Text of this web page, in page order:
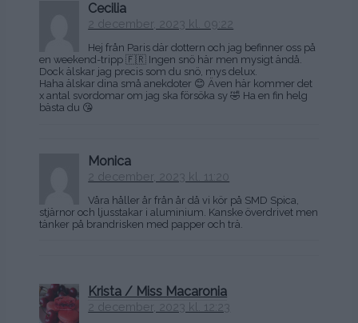
Cecilia
2 december, 2023 kl. 09:22
Hej från Paris där dottern och jag befinner oss på
en weekend-tripp 🇫🇷 Ingen snö här men mysigt ändå.
Dock älskar jag precis som du snö, mys delux.
Haha älskar dina små anekdoter 😊 Även här kommer det
x antal svordomar om jag ska försöka sy 🤣 Ha en fin helg
bästa du 😘
Monica
2 december, 2023 kl. 11:20
Våra håller år från år då vi kör på SMD Spica,
stjärnor och ljusstakar i aluminium. Kanske överdrivet men
tänker på brandrisken med papper och trä.
Krista / Miss Macaronia
2 december, 2023 kl. 12:23